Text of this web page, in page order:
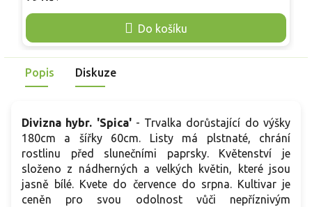
Do košíku
července a zachovává úhledný tvar po celou sezónu. Oproti
vyšším kultivarům vyniká nízkým růstem, dobrou odolností
Popis Diskuze
Divizna hybr. 'Spica'- Trvalka dorůstající do výšky
180cm a šířky 60cm. Listy má plstnaté, chrání
rostlinu před slunečními paprsky. Květenství je
složeno z nádherných a velkých květin, které jsou
jasně bílé. Kvete do července do srpna. Kultivar je
ceněn pro svou odolnost vůči nepříznivým